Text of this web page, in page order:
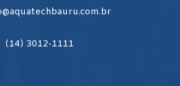
(14) 3012-1111